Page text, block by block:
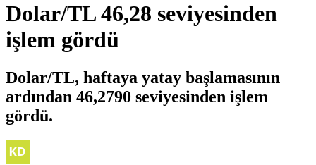
Dolar/TL 46,28 seviyesinden
işlem gördü
Dolar/TL, haftaya yatay başlamasının
ardından 46,2790 seviyesinden işlem
gördü.